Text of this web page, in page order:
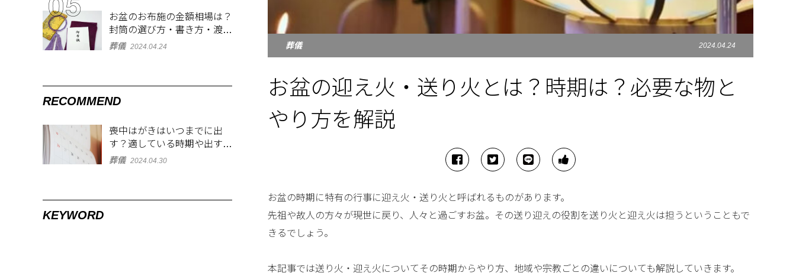
葬儀 2024.04.24
お盆の迎え火・送り火とは？時期は？必要な物と
やり方を解説
お盆の時期に特有の行事に迎え火・送り火と呼ばれるものがあります。
先祖や故人の方々が現世に戻り、人々と過ごすお盆。その送り迎えの役割を送り火と迎え火は担うということもで
きるでしょう。
本記事では送り火・迎え火についてその時期からやり方、地域や宗教ごとの違いについても解説していきます。
お盆のお布施の金額相場は？
封筒の選び方・書き方・渡し
方も解説
葬儀 2024.04.24
RECOMMEND
喪中はがきはいつまでに出
す？適している時期や出す範
囲を解説！
葬儀 2024.04.30
KEYWORD